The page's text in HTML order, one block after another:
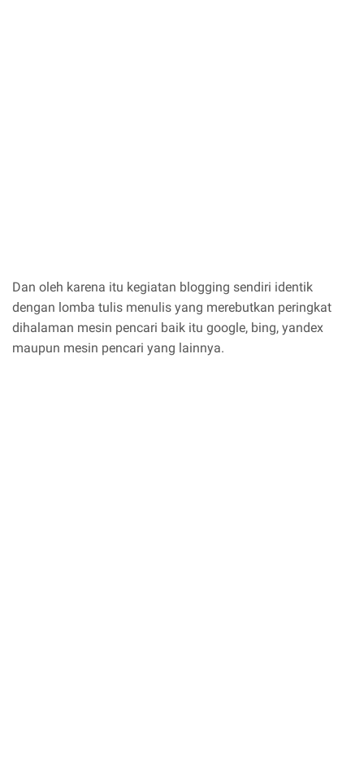
Dan oleh karena itu kegiatan blogging sendiri identik
dengan lomba tulis menulis yang merebutkan peringkat
dihalaman mesin pencari baik itu google, bing, yandex
maupun mesin pencari yang lainnya.